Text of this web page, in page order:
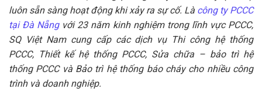
luôn sẵn sàng hoạt động khi xảy ra sự cố. Là công ty PCCC
tại Đà Nẵngvới 23 năm kinh nghiệm trong lĩnh vực PCCC,
SQ Việt Nam cung cấp các dịch vụ Thi công hệ thống
PCCC, Thiết kế hệ thống PCCC, Sửa chữa – bảo trì hệ
thống PCCC và Bảo trì hệ thống báo cháy cho nhiều công
trình và doanh nghiệp.